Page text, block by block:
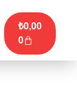
₺0,00
0